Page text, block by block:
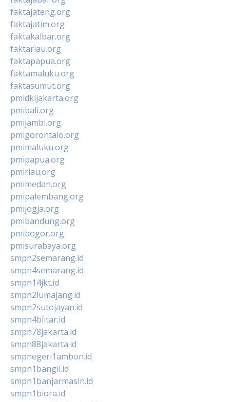
faktajateng.org
faktajatim.org
faktakalbar.org
faktariau.org
faktapapua.org
faktamaluku.org
faktasumut.org
pmidkijakarta.org
pmibali.org
pmijambi.org
pmigorontalo.org
pmimaluku.org
pmipapua.org
pmiriau.org
pmimedan.org
pmipalembang.org
pmijogja.org
pmibandung.org
pmibogor.org
pmisurabaya.org
smpn2semarang.id
smpn4semarang.id
smpn14jkt.id
smpn2lumajang.id
smpn2sutojayan.id
smpn4blitar.id
smpn78jakarta.id
smpn88jakarta.id
smpnegeri1ambon.id
smpn1bangil.id
smpn1banjarmasin.id
smpn1biora.id